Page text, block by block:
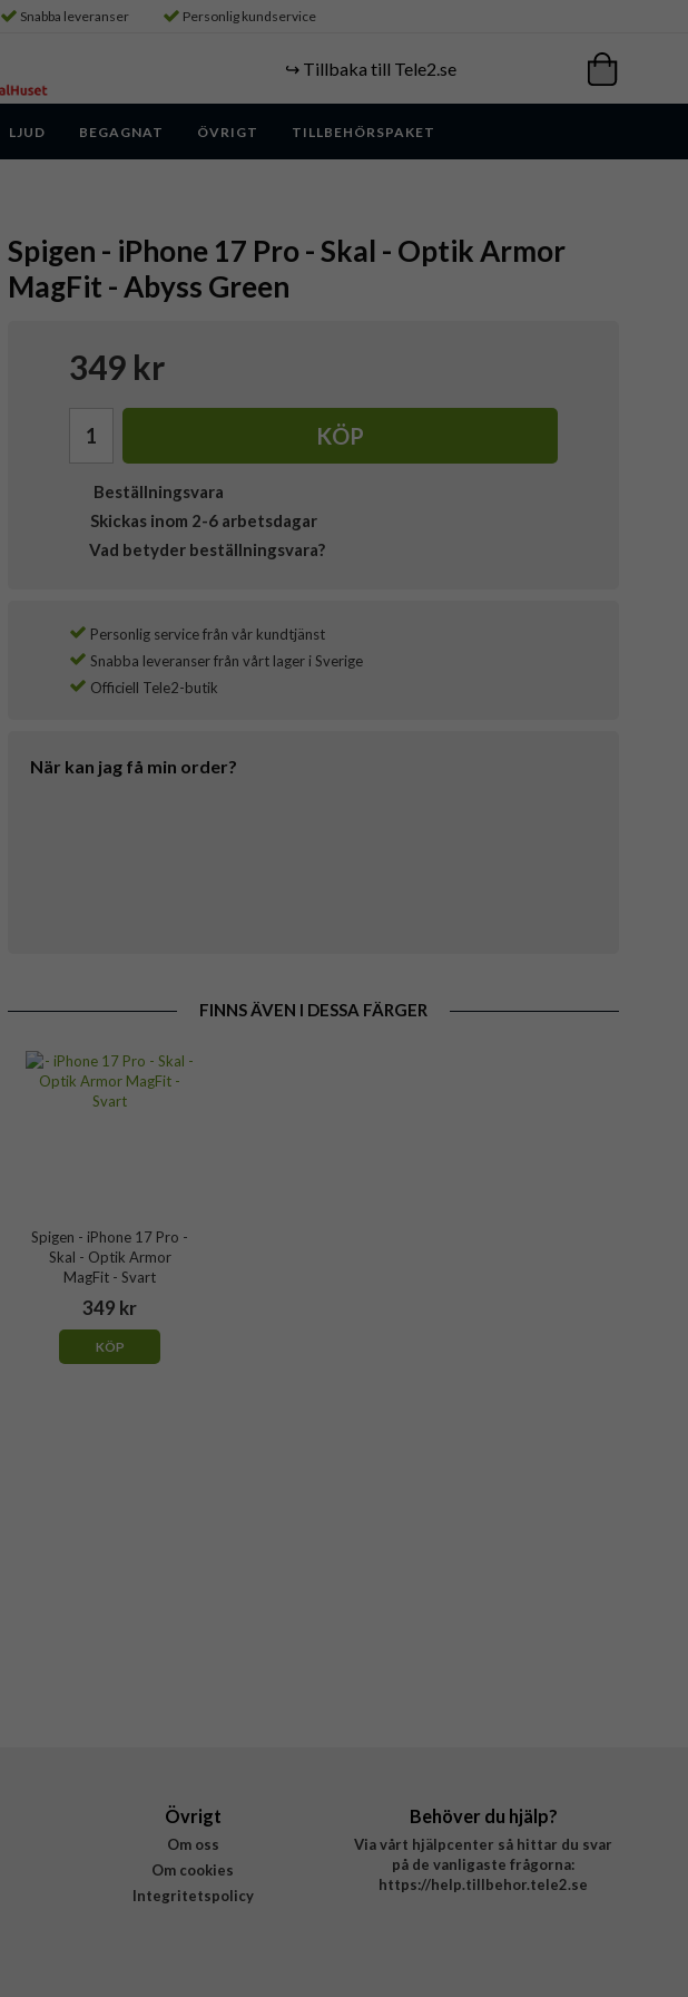
Snabba leveranser Personlig kundservice
↪️ Tillbaka till Tele2.se
LJUD BEGAGNAT ÖVRIGT TILLBEHÖRSPAKET
Spigen - iPhone 17 Pro - Skal - Optik Armor
MagFit - Abyss Green
349 kr
KÖP
Beställningsvara
Skickas inom 2-6 arbetsdagar
Vad betyder beställningsvara?
Personlig service från vår kundtjänst
Snabba leveranser från vårt lager i Sverige
Officiell Tele2-butik
När kan jag få min order?
FINNS ÄVEN I DESSA FÄRGER
Spigen - iPhone 17 Pro -
Skal - Optik Armor
MagFit - Svart
349 kr
KÖP
Övrigt
Om oss
Om cookies
Integritetspolicy
Behöver du hjälp?
Via vårt hjälpcenter så hittar du svar
på de vanligaste frågorna:
https://help.tillbehor.tele2.se